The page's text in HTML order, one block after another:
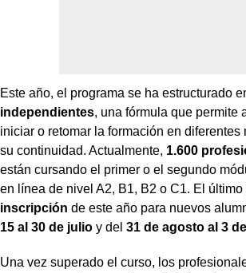
Este año, el programa se ha estructurado
independientes, una fórmula que permite
iniciar o retomar la formación en diferentes
su continuidad. Actualmente, 1.600
están cursando el primer o el segundo
en línea de nivel A2, B1, B2 o C1. El último
inscripción de este año para nuevos
15 al 30 de julio y del 31 de agosto al 3
Una vez superado el curso, los